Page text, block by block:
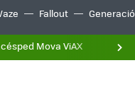
Fallout
Mova ViAX